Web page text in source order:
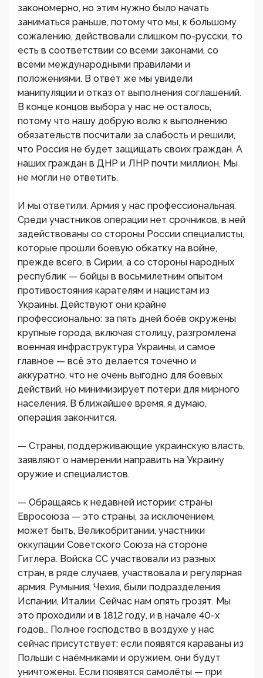
закономерно, но этим нужно было начать
заниматься раньше, потому что мы, к большому
сожалению, действовали слишком по-русски, то
есть в соответствии со всеми законами, со
всеми международными правилами и
положениями. В ответ же мы увидели
манипуляции и отказ от выполнения соглашений.
В конце концов выбора у нас не осталось,
потому что нашу добрую волю к выполнению
обязательств посчитали за слабость и решили,
что Россия не будет защищать своих граждан. А
наших граждан в ДНР и ЛНР почти миллион. Мы
не могли не ответить.
И мы ответили. Армия у нас профессиональная.
Среди участников операции нет срочников, в ней
задействованы со стороны России специалисты,
которые прошли боевую обкатку на войне,
прежде всего, в Сирии, а со стороны народных
республик — бойцы в восьмилетним опытом
противостояния карателям и нацистам из
Украины. Действуют они крайне
профессионально: за пять дней боёв окружены
крупные города, включая столицу, разгромлена
военная инфраструктура Украины, и самое
главное — всё это делается точечно и
аккуратно, что не очень выгодно для боевых
действий, но минимизирует потери для мирного
населения. В ближайшее время, я думаю,
операция закончится.
— Страны, поддерживающие украинскую власть,
заявляют о намерении направить на Украину
оружие и специалистов.
— Обращаясь к недавней истории: страны
Евросоюза — это страны, за исключением,
может быть, Великобритании, участники
оккупации Советского Союза на стороне
Гитлера. Войска СС участвовали из разных
стран, в ряде случаев, участвовала и регулярная
армия. Румыния, Чехия, были подразделения
Испании, Италии. Сейчас нам опять грозят. Мы
это проходили и в 1812 году, и в начале 40-х
годов… Полное господство в воздухе у нас
сейчас присутствует: если появятся караваны из
Польши с наёмниками и оружием, они будут
уничтожены. Если появятся самолёты — при